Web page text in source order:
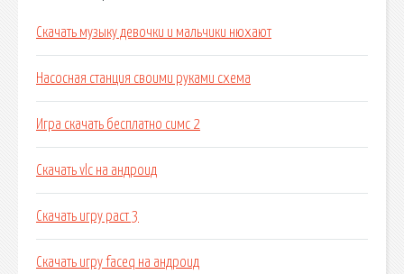
Скачать музыку девочки и мальчики нюхают
Насосная станция своими руками схема
Игра скачать бесплатно симс 2
Скачать vlc на андроид
Скачать игру раст 3
Скачать игру faceq на андроид